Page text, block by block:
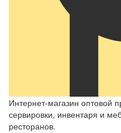
Интернет-магазин оптовой
сервировки, инвентаря и
ресторанов.